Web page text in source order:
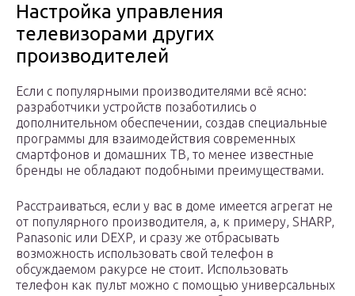
Настройка управления
телевизорами других
производителей
Если с популярными производителями всё ясно:
разработчики устройств позаботились о
дополнительном обеспечении, создав специальные
программы для взаимодействия современных
смартфонов и домашних ТВ, то менее известные
бренды не обладают подобными преимуществами.
Расстраиваться, если у вас в доме имеется агрегат не
от популярного производителя, а, к примеру, SHARP,
Panasonic или DEXP, и сразу же отбрасывать
возможность использовать свой телефон в
обсуждаемом ракурсе не стоит. Использовать
телефон как пульт можно с помощью универсальных